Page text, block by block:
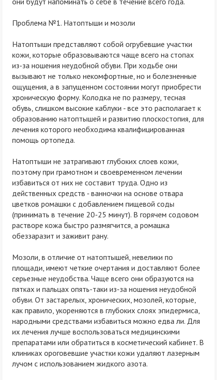
Проблема №1. Натоптыши и мозоли
Натоптыши представляют собой огрубевшие участки
кожи, которые образовываются чаще всего на стопах
из-за ношения неудобной обуви. При ходьбе они
вызывают не только некомфортные, но и болезненные
ощущения, а в запущенном состоянии могут приобрести
хроническую форму. Колодка не по размеру, тесная
обувь, слишком высокие каблуки - все это располагает к
образованию натоптышей и развитию плоскостопия, для
лечения которого необходима квалифицированная
помощь ортопеда.
Натоптыши не затрагивают глубоких слоев кожи,
поэтому при грамотном и своевременном лечении
избавиться от них не составит труда. Одно из
действенных средств - ванночки на основе отвара
цветков ромашки с добавлением пищевой соды
(принимать в течение 20-25 минут). В горячем содовом
растворе кожа быстро размягчится, а ромашка
обеззаразит и заживит рану.
Мозоли, в отличие от натоптышей, невелики по
площади, имеют четкие очертания и доставляют более
серьезные неудобства. Чаще всего они образуются на
пятках и пальцах опять-таки из-за ношения неудобной
обуви. От застарелых, хронических, мозолей, которые,
как правило, укореняются в глубоких слоях эпидермиса,
народными средствами избавиться можно едва ли. Для
их лечения лучше воспользоваться медицинскими
препаратами или обратиться в косметический кабинет. В
клиниках ороговевшие участки кожи удаляют лазерным
лучом с использованием жидкого азота.